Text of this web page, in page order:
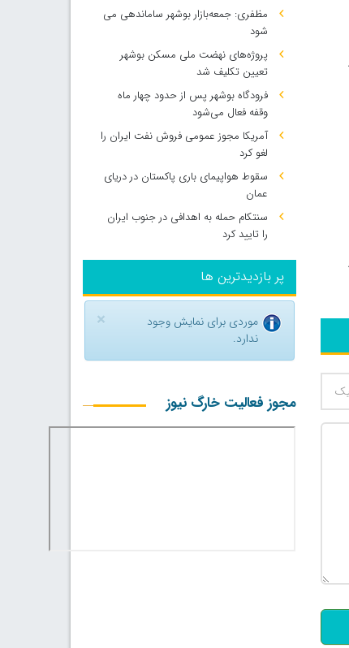
مظفری: جمعه‌بازار بوشهر ساماندهی می‌
شود
پروژه‌های نهضت ملی مسکن بوشهر
تعیین تکلیف شد
فرودگاه بوشهر پس از حدود چهار ماه
وقفه فعال می‌شود
آمریکا مجوز عمومی فروش نفت ایران را
لغو کرد
سقوط هواپیمای باری پاکستان در دریای
عمان
سنتکام حمله به اهدافی در جنوب ایران
را تایید کرد
پر بازدیدترین ها
×
موردی برای نمایش وجود
ندارد.
مجوز فعالیت خارگ نیوز